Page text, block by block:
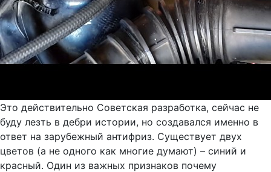
Это действительно Советская разработка, сейчас не
буду лезть в дебри истории, но создавался именно в
ответ на зарубежный антифриз. Существует двух
цветов (а не одного как многие думают) – синий и
красный. Один из важных признаков почему